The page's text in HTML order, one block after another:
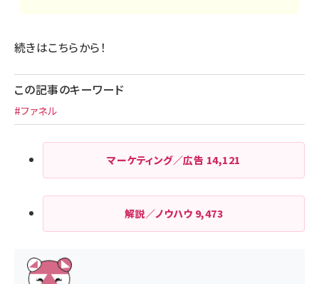
続きはこちらから！
この記事のキーワード
#ファネル
マーケティング／広告 14,121
解説／ノウハウ 9,473